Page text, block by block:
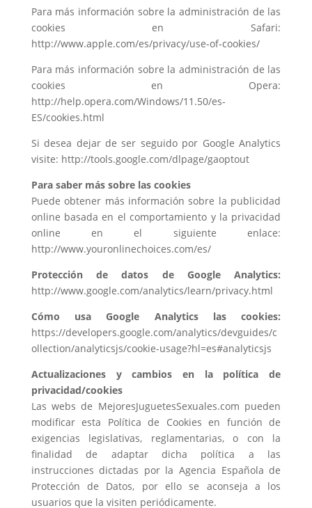
Para más información sobre la administración de las
cookies en Safari:
http://www.apple.com/es/privacy/use-of-cookies/
Para más información sobre la administración de las
cookies en Opera:
http://help.opera.com/Windows/11.50/es-
ES/cookies.html
Si desea dejar de ser seguido por Google Analytics
visite: http://tools.google.com/dlpage/gaoptout
Para saber más sobre las cookies
Puede obtener más información sobre la publicidad
online basada en el comportamiento y la privacidad
online en el siguiente enlace:
http://www.youronlinechoices.com/es/
Protección de datos de Google Analytics:
http://www.google.com/analytics/learn/privacy.html
Cómo usa Google Analytics las cookies:
https://developers.google.com/analytics/devguides/c
ollection/analyticsjs/cookie-usage?hl=es#analyticsjs
Actualizaciones y cambios en la política de
privacidad/cookies
Las webs de MejoresJuguetesSexuales.com pueden
modificar esta Política de Cookies en función de
exigencias legislativas, reglamentarias, o con la
finalidad de adaptar dicha política a las
instrucciones dictadas por la Agencia Española de
Protección de Datos, por ello se aconseja a los
usuarios que la visiten periódicamente.